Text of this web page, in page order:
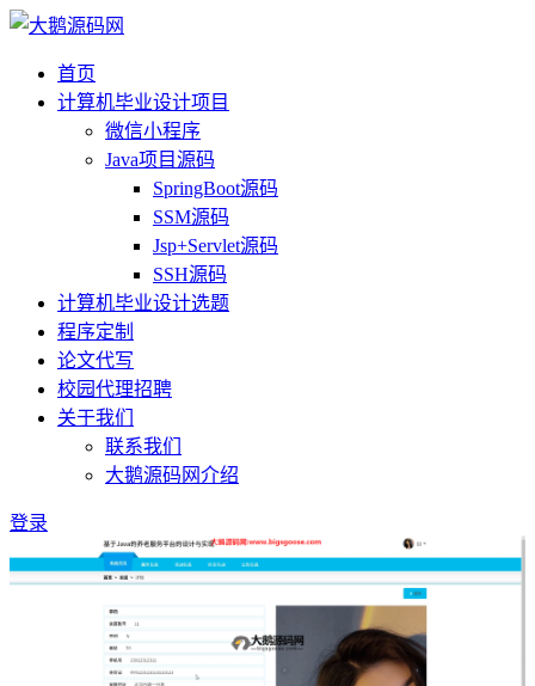
首页
计算机毕业设计项目
微信小程序
Java项目源码
SpringBoot源码
SSM源码
Jsp+Servlet源码
SSH源码
计算机毕业设计选题
程序定制
论文代写
校园代理招聘
关于我们
联系我们
大鹅源码网介绍
登录